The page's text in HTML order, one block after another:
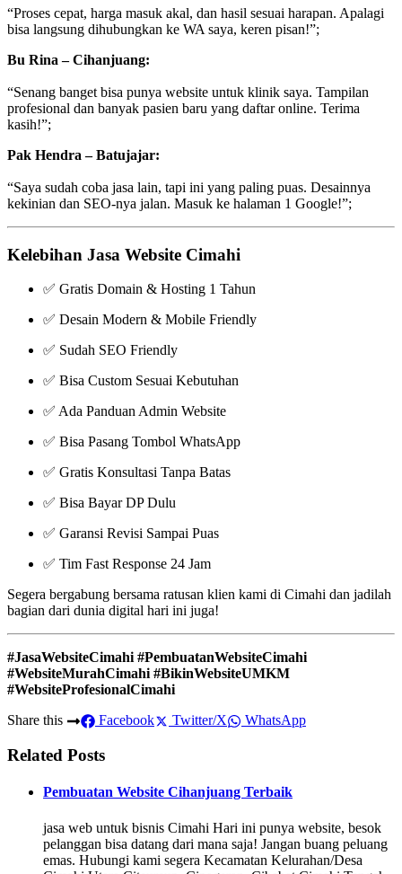
“Proses cepat, harga masuk akal, dan hasil sesuai harapan. Apalagi
bisa langsung dihubungkan ke WA saya, keren pisan!”;
Bu Rina – Cihanjuang:
“Senang banget bisa punya website untuk klinik saya. Tampilan
profesional dan banyak pasien baru yang daftar online. Terima
kasih!”;
Pak Hendra – Batujajar:
“Saya sudah coba jasa lain, tapi ini yang paling puas. Desainnya
kekinian dan SEO-nya jalan. Masuk ke halaman 1 Google!”;
Kelebihan Jasa Website Cimahi
✅ Gratis Domain & Hosting 1 Tahun
✅ Desain Modern & Mobile Friendly
✅ Sudah SEO Friendly
✅ Bisa Custom Sesuai Kebutuhan
✅ Ada Panduan Admin Website
✅ Bisa Pasang Tombol WhatsApp
✅ Gratis Konsultasi Tanpa Batas
✅ Bisa Bayar DP Dulu
✅ Garansi Revisi Sampai Puas
✅ Tim Fast Response 24 Jam
Segera bergabung bersama ratusan klien kami di Cimahi dan jadilah
bagian dari dunia digital hari ini juga!
#JasaWebsiteCimahi #PembuatanWebsiteCimahi
#WebsiteMurahCimahi #BikinWebsiteUMKM
#WebsiteProfesionalCimahi
Share this
Facebook Twitter/X WhatsApp
Related Posts
Pembuatan Website Cihanjuang Terbaik
jasa web untuk bisnis Cimahi Hari ini punya website, besok
pelanggan bisa datang dari mana saja! Jangan buang peluang
emas. Hubungi kami segera Kecamatan Kelurahan/Desa